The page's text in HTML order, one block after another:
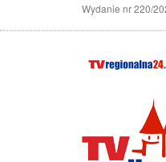
Wydanie nr 220/